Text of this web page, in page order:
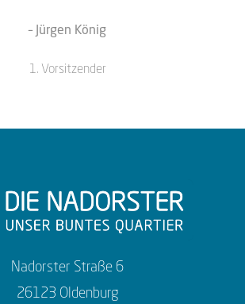
– Jürgen König
1. Vorsitzender
Nadorster Straße 6
26123 Oldenburg